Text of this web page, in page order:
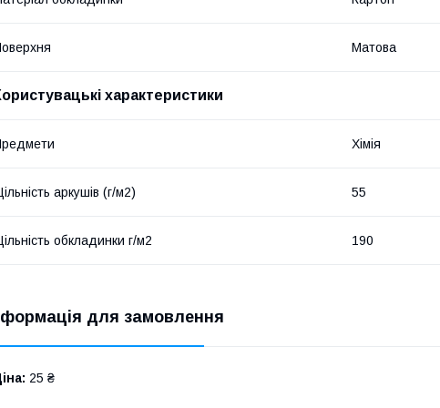
Матова
характеристики
Хімія
аркушів (г/м2) 55
обкладинки г/м2 190
для замовлення
25 ₴